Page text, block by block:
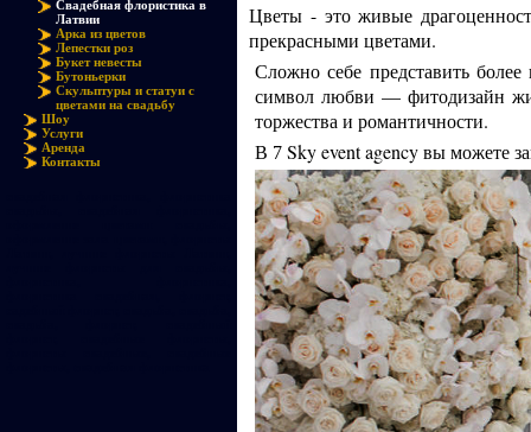
Свадебная флористика в
Латвии
Арка из цветов
Лепестки роз
Букет невесты
Бутоньерки
Скульптуры и статуи с
цветами на свадьбу
Шоу
Услуги
Аренда
Контакты
Цветы - это живые
прекрасными цветами.
Сложно себе представить
символ любви — фитодизайн
торжества и романтичности.
В 7 Sky event agency вы можете